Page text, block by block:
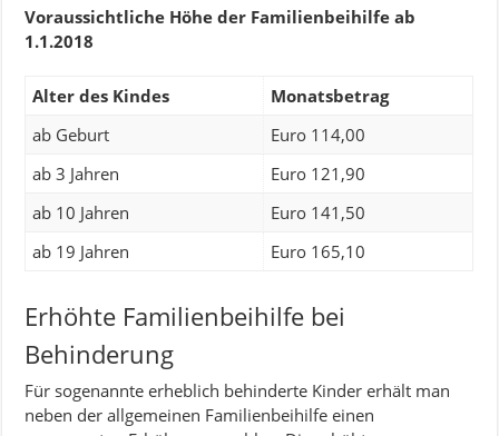
Voraussichtliche Höhe der Familienbeihilfe ab
1.1.2018
Alter des Kindes
Monatsbetrag
ab Geburt
Euro 114,00
ab 3 Jahren
Euro 121,90
ab 10 Jahren
Euro 141,50
ab 19 Jahren
Euro 165,10
Erhöhte Familienbeihilfe bei
Behinderung
Für sogenannte erheblich behinderte Kinder erhält man
neben der allgemeinen Familienbeihilfe einen